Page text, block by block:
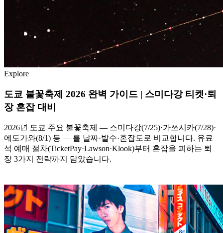
Explore
도쿄 불꽃축제 2026 완벽 가이드 | 스미다강 티켓·퇴
장 혼잡 대비
2026년 도쿄 주요 불꽃축제 — 스미다강(7/25)·가쓰시카(7/28)·
에도가와(8/1) 등 — 를 날짜·발수·혼잡도로 비교합니다. 유료
석 예매 절차(TicketPay·Lawson·Klook)부터 혼잡을 피하는 퇴
장 3가지 전략까지 담았습니다.